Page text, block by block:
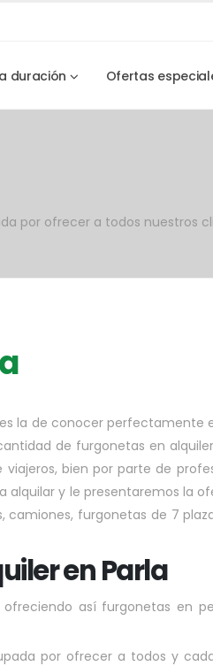
duración Ofertas
por ofrecer a todos nuestros
la de conocer
de furgonetas en
bien por parte de
y le presentaremos la
furgonetas de 7
en Parla
así furgonetas en
por ofrecer a todos y